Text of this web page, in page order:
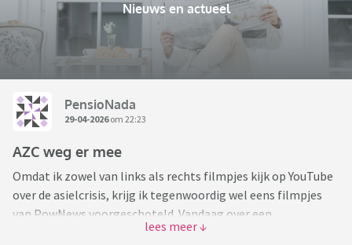
Nieuws en actueel
PensioNada
29-04-2026om 22:23
AZC weg er mee
Omdat ik zowel van links als rechts filmpjes kijk op YouTube
over de asielcrisis, krijg ik tegenwoordig wel eens filmpjes
van PowNews voorgeschoteld. Vandaag over een
demonstratie in Apeldoorn waar de paar